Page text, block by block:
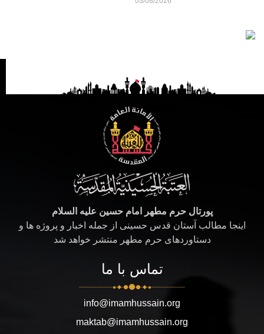
پورتال حرم مطهر امام حسین علیه السلام
اینجا مطالب آستان قدس حسینی از جمله اخبار و پروژه ها و
دستاوردهای حرم مطهر منتشر خواهد شد
تماس با ما
info@imamhussain.org
maktab@imamhussain.org